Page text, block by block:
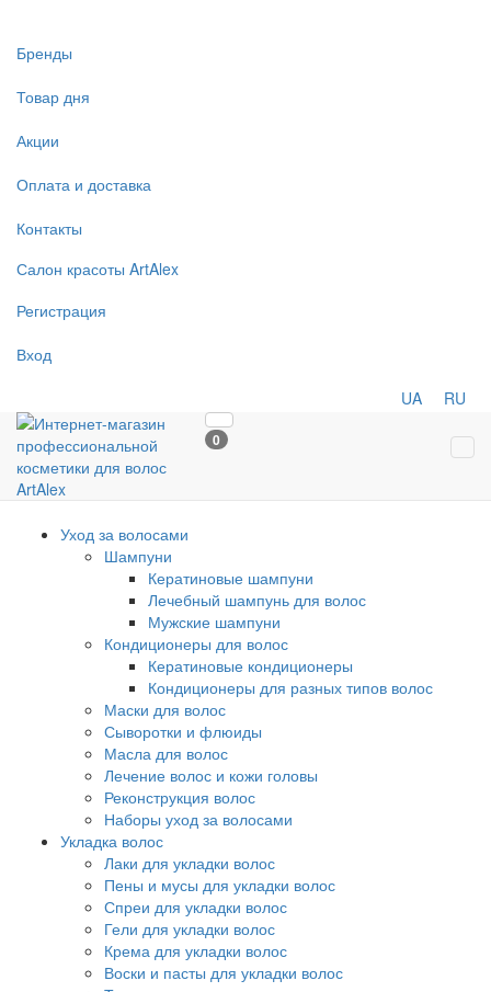
Бренды
Товар дня
Акции
Оплата и доставка
Контакты
Салон красоты ArtAlex
Регистрация
Вход
UA RU
0
Уход за волосами
Шампуни
Кератиновые шампуни
Лечебный шампунь для волос
Мужские шампуни
Кондиционеры для волос
Кератиновые кондиционеры
Кондиционеры для разных типов волос
Маски для волос
Сыворотки и флюиды
Масла для волос
Лечение волос и кожи головы
Реконструкция волос
Наборы уход за волосами
Укладка волос
Лаки для укладки волос
Пены и мусы для укладки волос
Спреи для укладки волос
Гели для укладки волос
Крема для укладки волос
Воски и пасты для укладки волос